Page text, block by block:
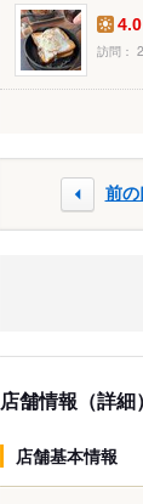
4.0
訪問：
前
店舗情報（詳細）
店舗基本情報